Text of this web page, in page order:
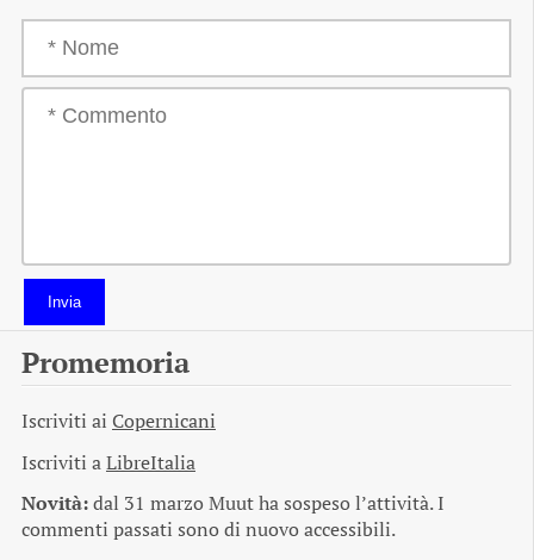
Invia
Promemoria
Iscriviti ai Copernicani
Iscriviti aLibreItalia
Novità:dal 31 marzo Muut ha sospeso l’attività. I
commenti passati sono di nuovo accessibili.